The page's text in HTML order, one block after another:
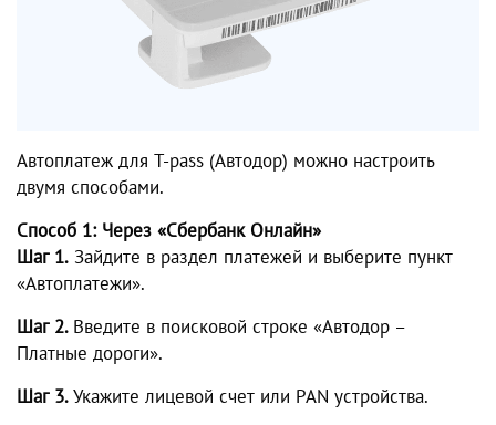
Автоплатеж для T-pass (Автодор) можно настроить
двумя способами.
Способ 1: Через «Сбербанк Онлайн»
Шаг 1. Зайдите в раздел платежей и выберите пункт
«Автоплатежи».
Шаг 2. Введите в поисковой строке «Автодор –
Платные дороги».
Шаг 3.Укажите лицевой счет или PAN устройства.